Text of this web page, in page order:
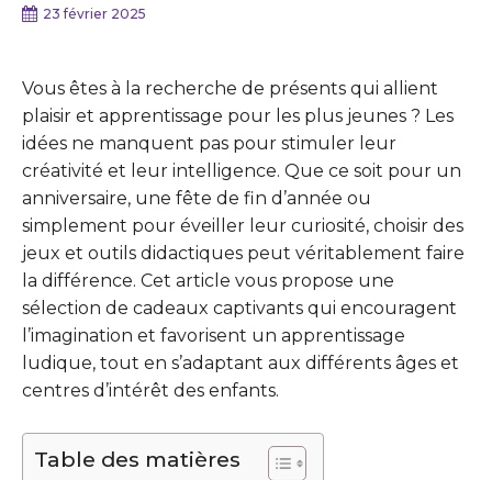
23 février 2025
Vous êtes à la recherche de présents qui allient
plaisir et apprentissage pour les plus jeunes ? Les
idées ne manquent pas pour stimuler leur
créativité et leur intelligence. Que ce soit pour un
anniversaire, une fête de fin d’année ou
simplement pour éveiller leur curiosité, choisir des
jeux et outils didactiques peut véritablement faire
la différence. Cet article vous propose une
sélection de cadeaux captivants qui encouragent
l’imagination et favorisent un apprentissage
ludique, tout en s’adaptant aux différents âges et
centres d’intérêt des enfants.
Table des matières